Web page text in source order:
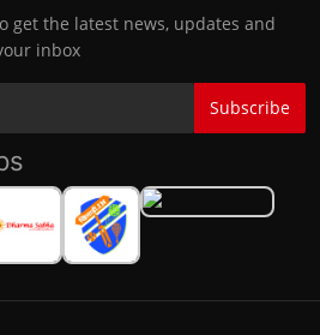
get the latest news, updates and
inbox
Subscribe